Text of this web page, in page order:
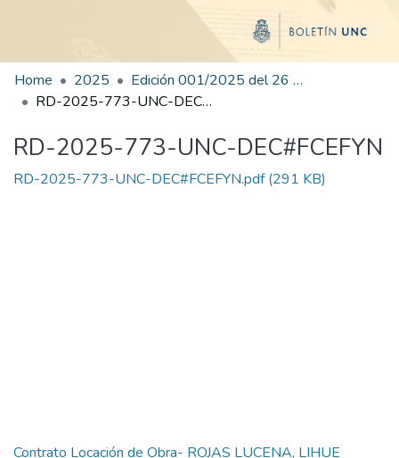
Home 2025
Edición 001/2025 del 26 de mayo de 2025
RD-2025-773-UNC-DEC#FCEFYN
RD-2025-773-UNC-DEC#FCEFYN
RD-2025-773-UNC-DEC#FCEFYN.pdf(291 KB)
Contrato Locación de Obra- ROJAS LUCENA, LIHUE